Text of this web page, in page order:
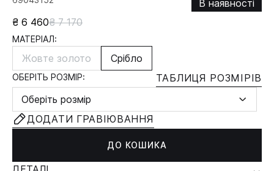
В наявності
₴ 6 460₴ 7 170
МАТЕРІАЛ:
Жовте золото Срібло
ОБЕРІТЬ РОЗМІР:
ТАБЛИЦЯ РОЗМІРІВ
Оберіть розмір
ДОДАТИ ГРАВІЮВАННЯ
ДО КОШИКА